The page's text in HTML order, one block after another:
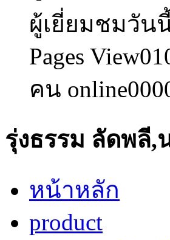
ผู้เยี่ยมชมวัน
Pages View
คน online
รุ่งธรรม ลัดพลี,
หน้าหลัก
product